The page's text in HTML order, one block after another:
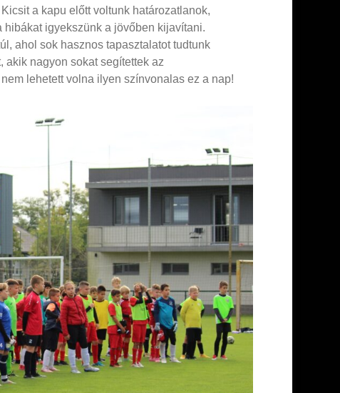
a kapu előtt voltunk határozatlanok,
hibákat igyekszünk a jövőben kijavítani.
ahol sok hasznos tapasztalatot tudtunk
akik nagyon sokat segítettek az
lehetett volna ilyen színvonalas ez a nap!